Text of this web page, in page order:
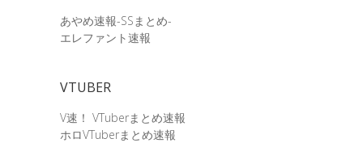
あやめ速報-SSまとめ-
エレファント速報
VTUBER
V速！ VTuberまとめ速報
ホロVTuberまとめ速報